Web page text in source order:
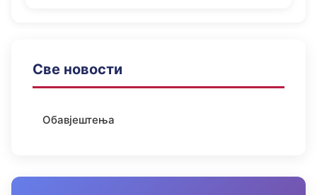
Све новости
Обавјештења